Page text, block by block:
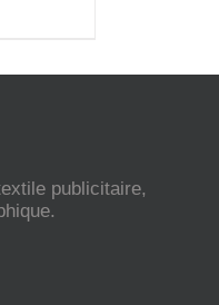
publicitaire,